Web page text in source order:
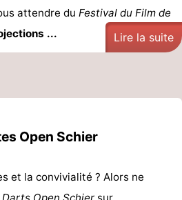
attendre du Festival du Film de
... Lire la suite
Open Schier
et la convivialité ? Alors ne